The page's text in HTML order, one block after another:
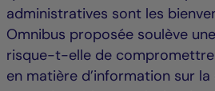
administratives sont les
Omnibus proposée soulève
risque-t-elle de compromettre
en matière d’information sur